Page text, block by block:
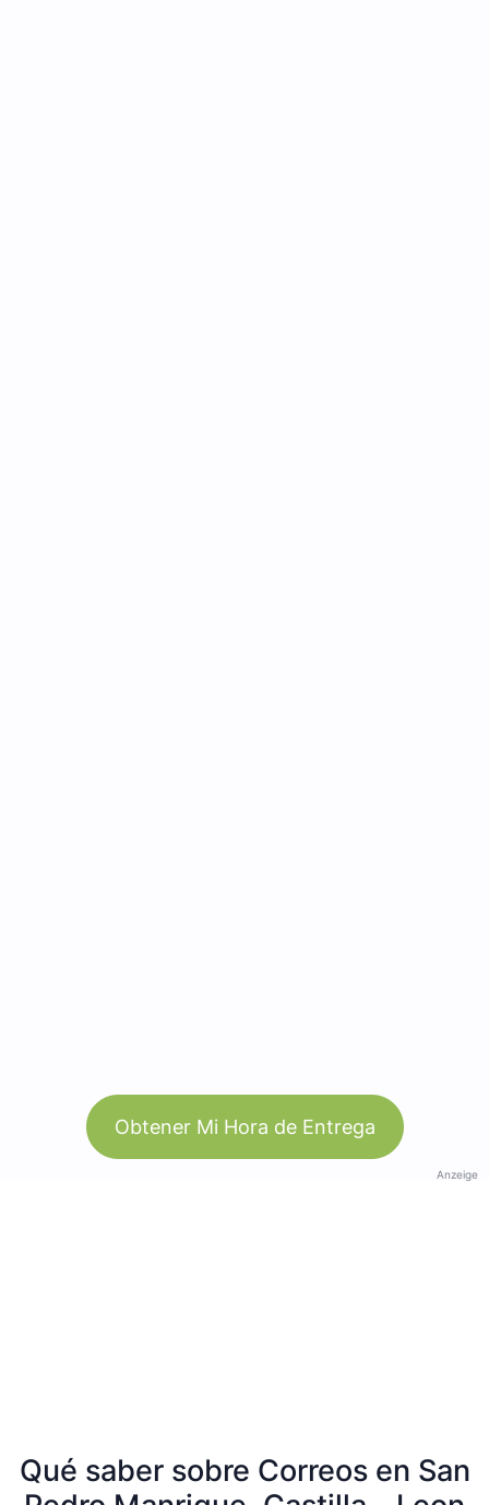
Obtener Mi Hora de Entrega
Anzeige
Qué saber sobre Correos en San